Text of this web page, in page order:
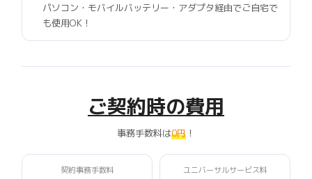
パソコン・モバイルバッテリー・アダプタ経由でご自宅で
も使用OK！
ご契約時の費用
事務手数料は0円 ！
契約事務手数料 ユニバーサルサービス料